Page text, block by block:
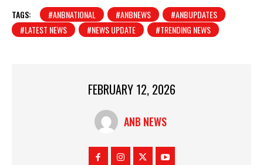
TAGS: #ANBNATIONAL #ANBNEWS
#ANBUPDATES
#LATEST NEWS
#NEWS UPDATE #TRENDING NEWS
FEBRUARY 12, 2026
ANB NEWS